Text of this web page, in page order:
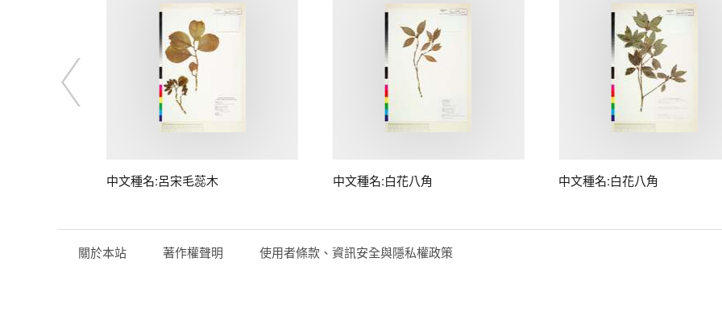
中文種名:呂宋毛蕊木 中文種名:白花八角 中文種名:白花八角
關於本站 著作權聲明 使用者條款、資訊安全與隱私權政策